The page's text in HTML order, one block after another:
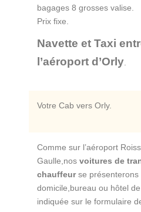
bagages 8 grosses valise.
Prix fixe.
Navette et Taxi
l’aéroport d’Orly
Votre Cab vers Orly.
Comme sur l’aéroport
Gaulle,nos voitures de
chauffeurse présenterons
domicile,bureau ou hôtel de
indiquée sur le formulaire